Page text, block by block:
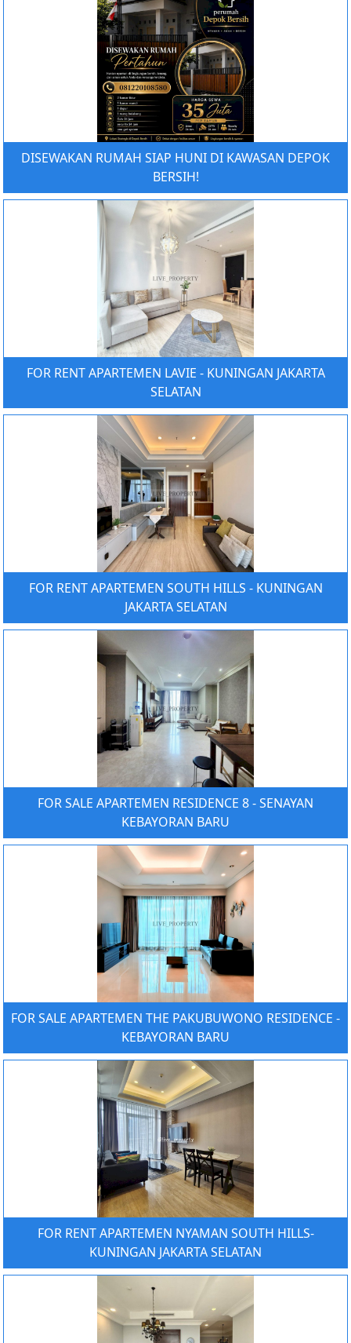
DISEWAKAN RUMAH SIAP HUNI DI KAWASAN DEPOK
BERSIH!
FOR RENT APARTEMEN LAVIE - KUNINGAN JAKARTA
SELATAN
FOR RENT APARTEMEN SOUTH HILLS - KUNINGAN
JAKARTA SELATAN
FOR SALE APARTEMEN RESIDENCE 8 - SENAYAN
KEBAYORAN BARU
FOR SALE APARTEMEN THE PAKUBUWONO RESIDENCE -
KEBAYORAN BARU
FOR RENT APARTEMEN NYAMAN SOUTH HILLS-
KUNINGAN JAKARTA SELATAN